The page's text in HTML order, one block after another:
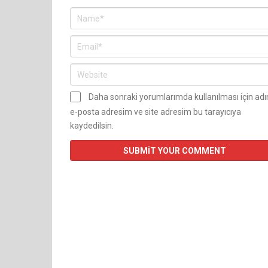
Daha sonraki yorumlarımda kullanılması için
e-posta adresim ve site adresim bu tarayıcıya
kaydedilsin.